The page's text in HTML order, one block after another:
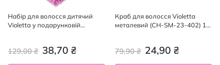
Набір для волосся дитячий
Violetta у подарунковій
38,70 ₴
129,00 ₴
Краб для волосся Violetta
металевий (CH-SM-23-402) 1
24,90 ₴
79,90 ₴